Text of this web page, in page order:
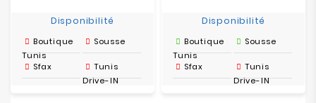
Disponibilité
Boutique
Tunis
Sousse
Sfax
Tunis
Drive-IN
Disponibilité
Boutique
Tunis
Sousse
Sfax
Tunis
Drive-IN